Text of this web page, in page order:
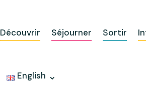
Découvrir Séjourner Sortir
English